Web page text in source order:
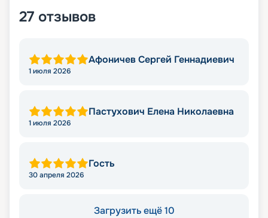
27 отзывов
Афоничев Сергей Геннадиевич
1 июля 2026
Пастухович Елена Николаевна
1 июля 2026
Гость
30 апреля 2026
Загрузить ещё 10